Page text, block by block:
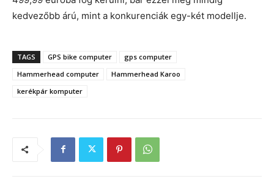
kedvezőbb árú, mint a konkurenciák egy-két modellje.
TAGS GPS bike computer
gps computer
Hammerhead computer
Hammerhead Karoo
kerékpár komputer